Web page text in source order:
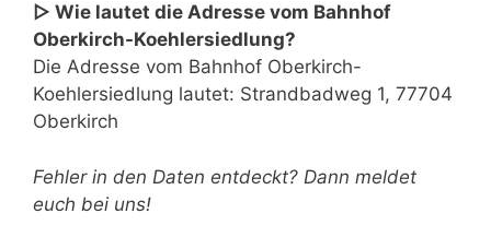
▷ Wie lautet die Adresse vom Bahnhof
Oberkirch-Koehlersiedlung?
Die Adresse vom Bahnhof Oberkirch-
Koehlersiedlung lautet: Strandbadweg 1, 77704
Oberkirch
Fehler in den Daten entdeckt? Dann meldet
euch bei uns!